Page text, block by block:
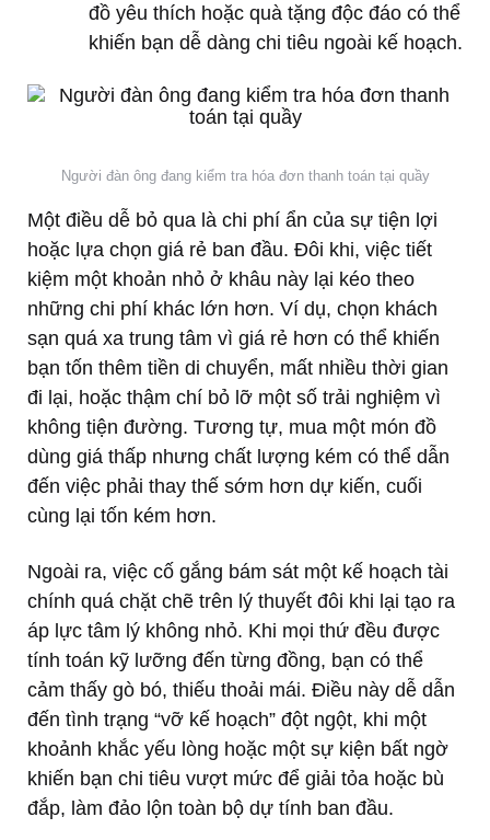
đồ yêu thích hoặc quà tặng độc đáo có thể
khiến bạn dễ dàng chi tiêu ngoài kế hoạch.
Người đàn ông đang kiểm tra hóa đơn thanh toán tại quầy
Một điều dễ bỏ qua là chi phí ẩn của sự tiện lợi
hoặc lựa chọn giá rẻ ban đầu. Đôi khi, việc tiết
kiệm một khoản nhỏ ở khâu này lại kéo theo
những chi phí khác lớn hơn. Ví dụ, chọn khách
sạn quá xa trung tâm vì giá rẻ hơn có thể khiến
bạn tốn thêm tiền di chuyển, mất nhiều thời gian
đi lại, hoặc thậm chí bỏ lỡ một số trải nghiệm vì
không tiện đường. Tương tự, mua một món đồ
dùng giá thấp nhưng chất lượng kém có thể dẫn
đến việc phải thay thế sớm hơn dự kiến, cuối
cùng lại tốn kém hơn.
Ngoài ra, việc cố gắng bám sát một kế hoạch tài
chính quá chặt chẽ trên lý thuyết đôi khi lại tạo ra
áp lực tâm lý không nhỏ. Khi mọi thứ đều được
tính toán kỹ lưỡng đến từng đồng, bạn có thể
cảm thấy gò bó, thiếu thoải mái. Điều này dễ dẫn
đến tình trạng “vỡ kế hoạch” đột ngột, khi một
khoảnh khắc yếu lòng hoặc một sự kiện bất ngờ
khiến bạn chi tiêu vượt mức để giải tỏa hoặc bù
đắp, làm đảo lộn toàn bộ dự tính ban đầu.